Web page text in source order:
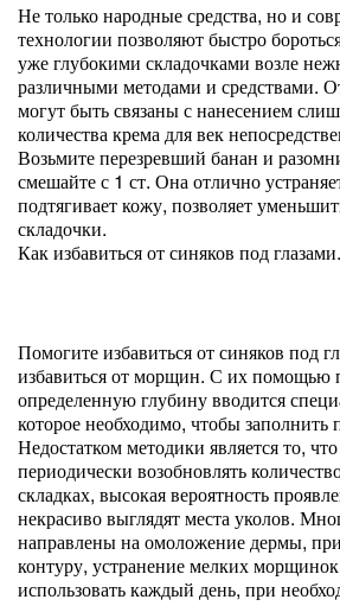
Не только народные средства, но и
технологии позволяют быстро
уже глубокими складочками возле
различными методами и средствами.
могут быть связаны с нанесением
количества крема для век
Возьмите перезревший банан и
смешайте с 1 ст. Она отлично
подтягивает кожу, позволяет
складочки.
Как избавиться от синяков под глазами.
Помогите избавиться от синяков под
избавиться от морщин. С их помощью
определенную глубину вводится
которое необходимо, чтобы заполнить
Недостатком методики является то,
периодически возобновлять
складках, высокая вероятность
некрасиво выглядят места уколов.
направлены на омоложение дермы,
контуру, устранение мелких
использовать каждый день, при